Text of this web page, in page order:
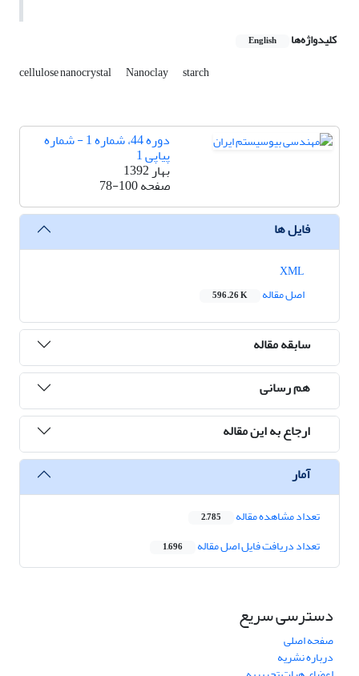
کلیدواژه‌ها English
cellulose nanocrystal Nanoclay starch
دوره 44، شماره 1 - شماره
پیاپی 1
بهار 1392
صفحه78-100
فایل ها
اصل مقاله
596.26 K
سابقه مقاله
هم رسانی
ارجاع به این مقاله
آمار
تعداد مشاهده مقاله 2,785
تعداد دریافت فایل اصل مقاله 1,696
دسترسی سریع
صفحه اصلی
درباره نشریه